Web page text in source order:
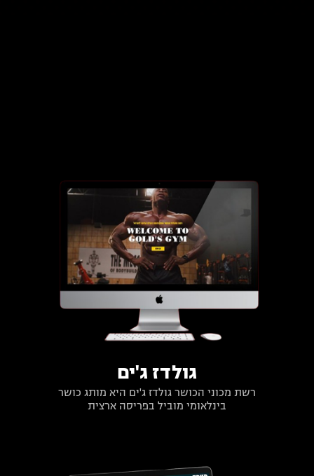
גולדז ג'ים
רשת מכוני הכושר גולדז ג'ים היא מותג כושר
בינלאומי מוביל בפריסה ארצית